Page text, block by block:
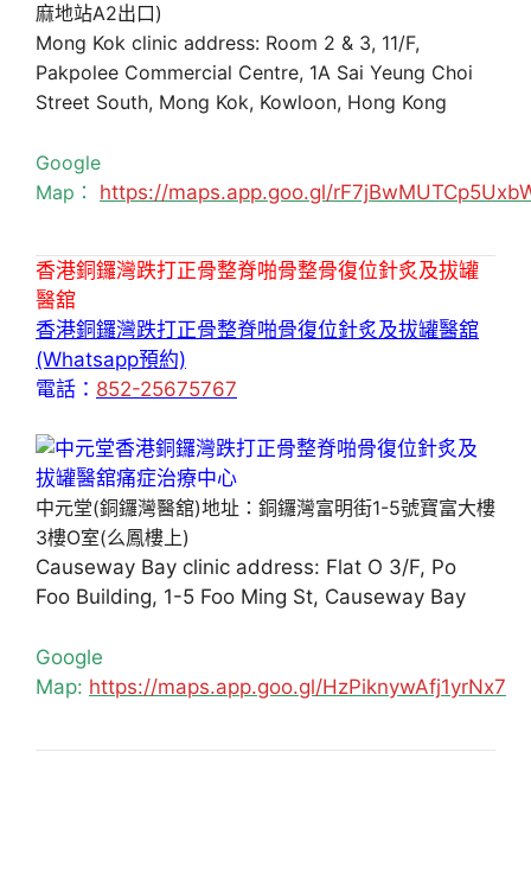
麻地站A2出口)
Mong Kok clinic address: Room 2 & 3, 11/F,
Pakpolee Commercial Centre, 1A Sai Yeung Choi
Street South, Mong Kok, Kowloon, Hong Kong
Google
Map： https://maps.app.goo.gl/
香港銅鑼灣跌打正骨整脊啪骨整骨復位針炙及拔罐
醫舘
香港銅鑼灣跌打正骨整脊啪骨復位針炙及拔罐醫舘
(Whatsapp預約)
電話： 852-25675767
中元堂(銅鑼灣醫舘)地址：銅鑼灣富明街1-5號寶富大樓
3樓O室(么鳳樓上)
Causeway Bay clinic address: Flat O 3/F, Po
Foo Building, 1-5 Foo Ming St, Causeway Bay
Google
Map: https://maps.app.goo.gl/HzPiknywAfj1yrNx7